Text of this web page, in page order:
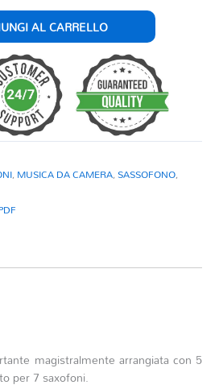
AL CARRELLO
, MUSICA DA CAMERA,SASSOFONO,
magistralmente arrangiata con 5
per 7 saxofoni.